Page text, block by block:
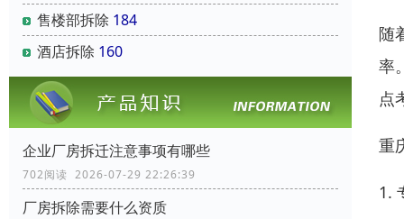
售楼部拆除 184
酒店拆除 160
企业厂房拆迁注意事项有哪些
702阅读 2026-07-29 22:26:39
厂房拆除需要什么资质
随
率
点
重
1.